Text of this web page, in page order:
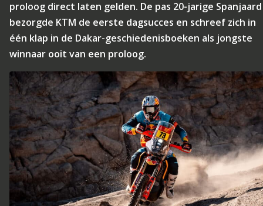
proloog direct laten gelden. De pas 20-jarige Spanjaard
bezorgde KTM de eerste dagsucces en schreef zich in
één klap in de Dakar-geschiedenisboeken als jongste
winnaar ooit van een proloog.